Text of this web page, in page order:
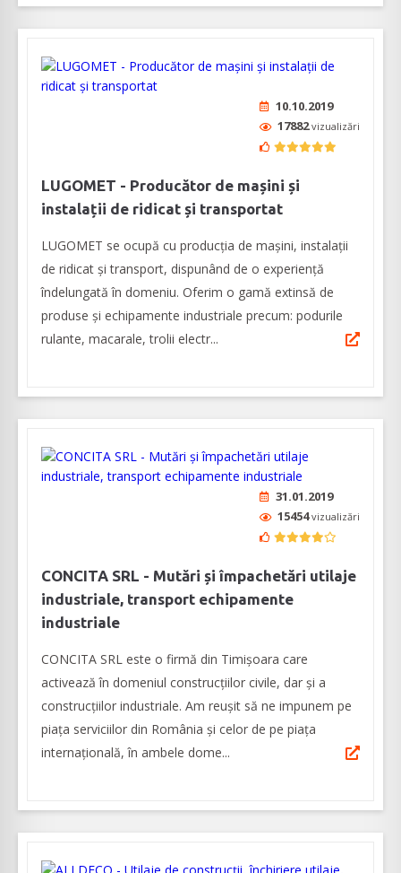
10.10.2019
17882vizualizări
LUGOMET - Producător de mașini și
instalații de ridicat și transportat
LUGOMET se ocupă cu producția de mașini, instalații
de ridicat și transport, dispunând de o experiență
îndelungată în domeniu. Oferim o gamă extinsă de
produse și echipamente industriale precum: podurile
rulante, macarale, trolii electr...
31.01.2019
15454vizualizări
CONCITA SRL - Mutări și împachetări utilaje
industriale, transport echipamente
industriale
CONCITA SRL este o firmă din Timișoara care
activează în domeniul construcțiilor civile, dar și a
construcțiilor industriale. Am reușit să ne impunem pe
piața serviciilor din România și celor de pe piața
internațională, în ambele dome...